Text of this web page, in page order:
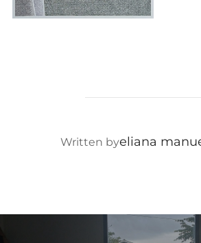
POST AUTHOR
Written byeliana
Post